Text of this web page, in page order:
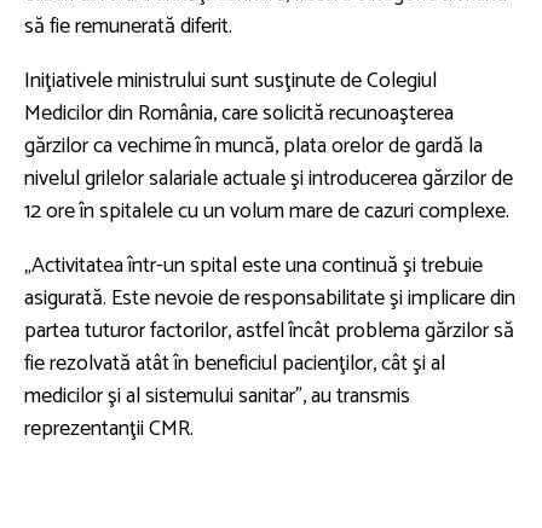
să fie remunerată diferit.
Iniţiativele ministrului sunt susţinute de Colegiul
Medicilor din România, care solicită recunoaşterea
gărzilor ca vechime în muncă, plata orelor de gardă la
nivelul grilelor salariale actuale şi introducerea gărzilor de
12 ore în spitalele cu un volum mare de cazuri complexe.
„Activitatea într-un spital este una continuă şi trebuie
asigurată. Este nevoie de responsabilitate şi implicare din
partea tuturor factorilor, astfel încât problema gărzilor să
fie rezolvată atât în beneficiul pacienţilor, cât şi al
medicilor şi al sistemului sanitar”, au transmis
reprezentanţii CMR.